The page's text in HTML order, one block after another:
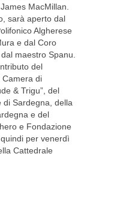
MacMillan.
sarà aperto dal
Algherese
e dal Coro
maestro Spanu.
del
Camera di
& Trigu”, del
di Sardegna, della
e del
e Fondazione
per venerdì
Cattedrale